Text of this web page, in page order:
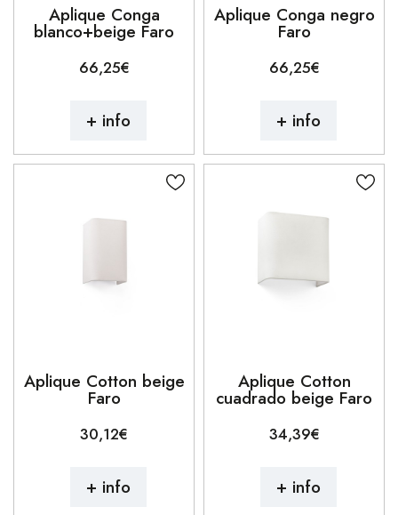
Aplique Conga
blanco+beige Faro
66,25€
+ info
Aplique Conga negro
Faro
66,25€
+ info
Aplique Cotton beige
Faro
30,12€
+ info
Aplique Cotton
cuadrado beige Faro
34,39€
+ info